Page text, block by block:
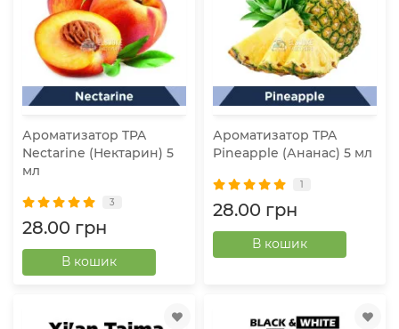
Ароматизатор TPA
Nectarine (Нектарин) 5
мл
3
28.00 грн
В кошик
Ароматизатор TPA
Pineapple (Ананас) 5 мл
1
28.00 грн
В кошик